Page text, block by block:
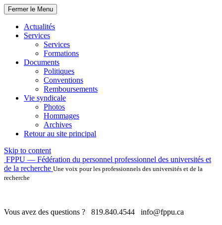
Fermer le Menu
Actualités
Services
Services
Formations
Documents
Politiques
Conventions
Remboursements
Vie syndicale
Photos
Hommages
Archives
Retour au site principal
Skip to content
FPPU — Fédération du personnel professionnel des universités et
de la recherche Une voix pour les professionnels des universités et de la
recherche
Vous avez des questions ? 819.840.4544 info@fppu.ca